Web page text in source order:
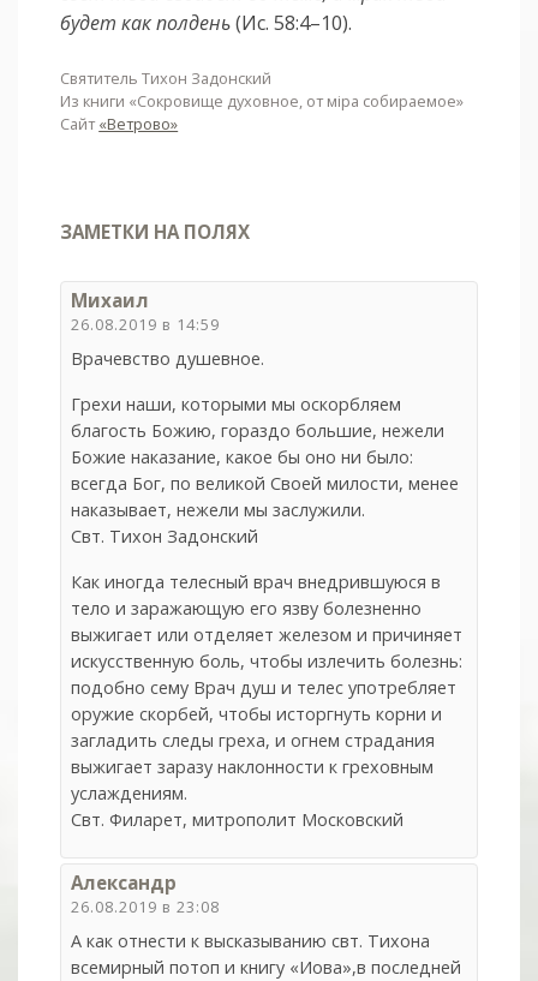
будет как полдень(Ис. 58:4–10).
Святитель Тихон Задонский
Из книги «Сокровище духовное, от мiра собираемое»
Сайт«Ветрово»
ЗАМЕТКИ НА ПОЛЯХ
Михаил
26.08.2019 в 14:59
Врачевство душевное.
Грехи наши, которыми мы оскорбляем
благость Божию, гораздо большие, нежели
Божие наказание, какое бы оно ни было:
всегда Бог, по великой Своей милости, менее
наказывает, нежели мы заслужили.
Свт. Тихон Задонский
Как иногда телесный врач внедрившуюся в
тело и заражающую его язву болезненно
выжигает или отделяет железом и причиняет
искусственную боль, чтобы излечить болезнь:
подобно сему Врач душ и телес употребляет
оружие скорбей, чтобы исторгнуть корни и
загладить следы греха, и огнем страдания
выжигает заразу наклонности к греховным
услаждениям.
Свт. Филарет, митрополит Московский
Александр
26.08.2019 в 23:08
А как отнести к высказыванию свт. Тихона
всемирный потоп и книгу «Иова»,в последней